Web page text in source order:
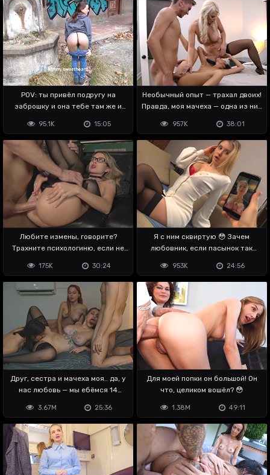
POV: ты привёл подругу на
заброшку и она тебе там же и
15:05
95.1K
Необычный опыт — трахал двоих!
Правда, моя мачеха — одна из них
38:01
957K
Любите измены, говорите?
Трахните психологиню, если не
30:24
175K
Я с ним сквиртую 😳 Зачем
любовник, если пасынок так
24:56
953K
Друг, сестра и мачеха моя.. да, у
нас любовь — мы ебёмся 14
25:36
3.67M
Для моей попки он большой! Он
что, целиком вошёл? 😳
49:11
1.38M